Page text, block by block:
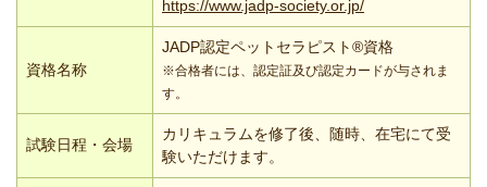
https://www.jadp-society.or.jp/
資格名称
JADP認定ペットセラピスト®資格
※合格者には、認定証及び認定カードが与されま
す。
試験日程・会場
カリキュラムを修了後、随時、在宅にて受
験いただけます。